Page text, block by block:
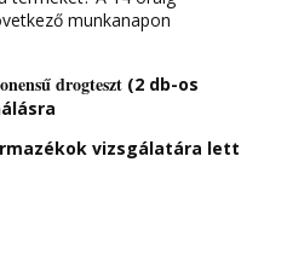
munkanapon
drogteszt (2 db-os
vizsgálatára lett